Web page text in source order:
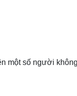
một số người